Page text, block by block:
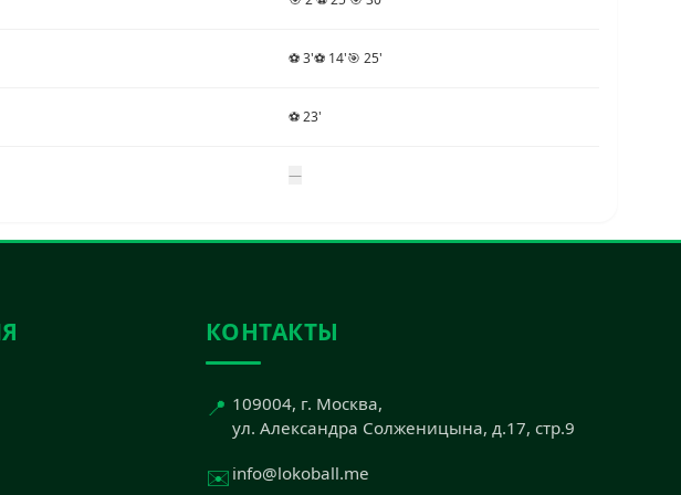
⚽ 3'⚽ 14'🎯 25'
⚽ 23'
—
КОНТАКТЫ
📍 109004, г. Москва,
ул. Александра Солженицына, д.17, стр.9
✉️ info@lokoball.me